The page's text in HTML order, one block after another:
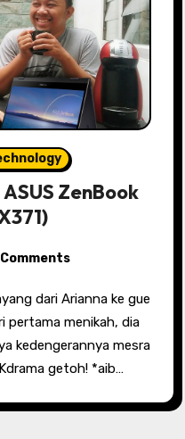
ZenBook
pertama menikah, dia
kedengerannya mesra
getoh! *aib…